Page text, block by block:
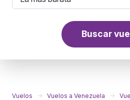
Buscar
Vuelos Vuelos a Venezuela